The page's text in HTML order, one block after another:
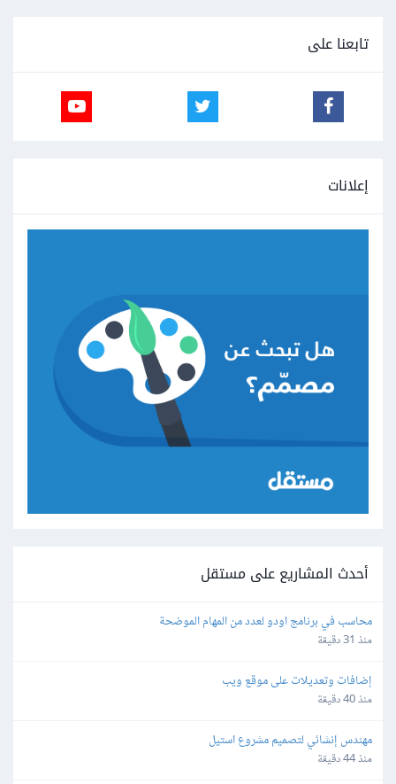
تابعنا على
إعلانات
أحدث المشاريع على مستقل
محاسب في برنامج اودو لعدد من المهام الموضحة
منذ 31 دقيقة
إضافات وتعديلات على موقع ويب
منذ 40 دقيقة
مهندس إنشائي لتصميم مشروع استيل
منذ 44 دقيقة